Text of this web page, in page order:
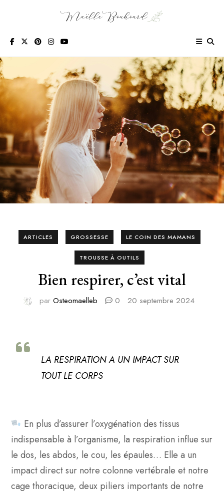
ARTICLES GROSSESSE LE COIN DES MAMANS
TROUSSE À OUTILS
Bien respirer, c’est vital
par Osteomaelleb 0 20 septembre 2024
LA RESPIRATION A UN IMPACT SUR
TOUT LE CORPS
En plus d’assurer l’oxygénation des tissus
indispensable à l’organisme, la respiration influe sur
le dos, les abdos, le cou, les épaules… Elle a un
impact direct sur notre colonne vertébrale et notre
cage thoracique, deux piliers importants de notre